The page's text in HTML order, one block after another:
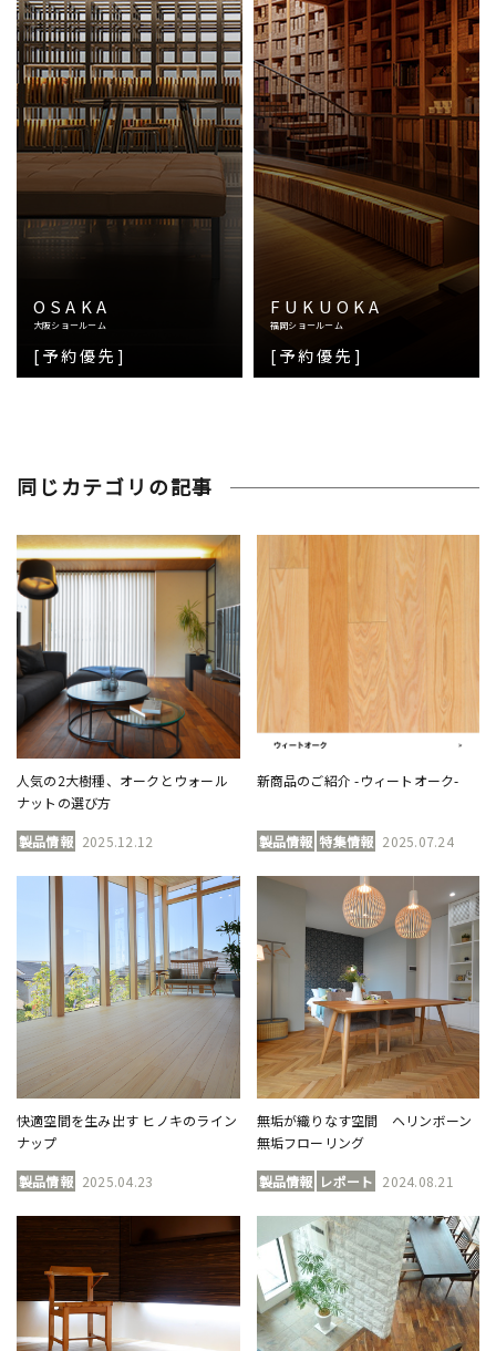
OSAKA
大阪ショールーム
[予約優先]
FUKUOKA
福岡ショールーム
[予約優先]
同じカテゴリの記事
人気の2大樹種、オークとウォール
ナットの選び方
製品情報 2025.12.12
新商品のご紹介 -ウィートオーク-
製品情報 特集情報 2025.07.24
快適空間を生み出す ヒノキのライン
ナップ
製品情報 2025.04.23
無垢が織りなす空間 ヘリンボーン
無垢フローリング
製品情報 レポート 2024.08.21